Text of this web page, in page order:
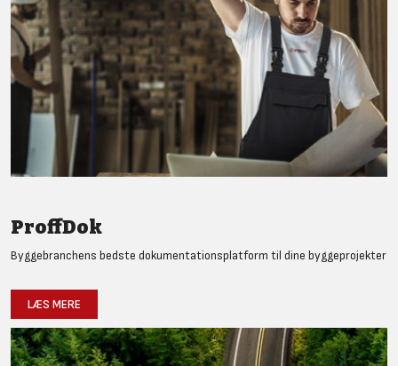
ProffDok
Byggebranchens bedste dokumentationsplatform til dine byggeprojekter
LÆS MERE